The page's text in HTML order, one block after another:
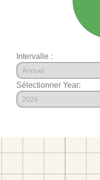
Intervalle :
Sélectionner Year: